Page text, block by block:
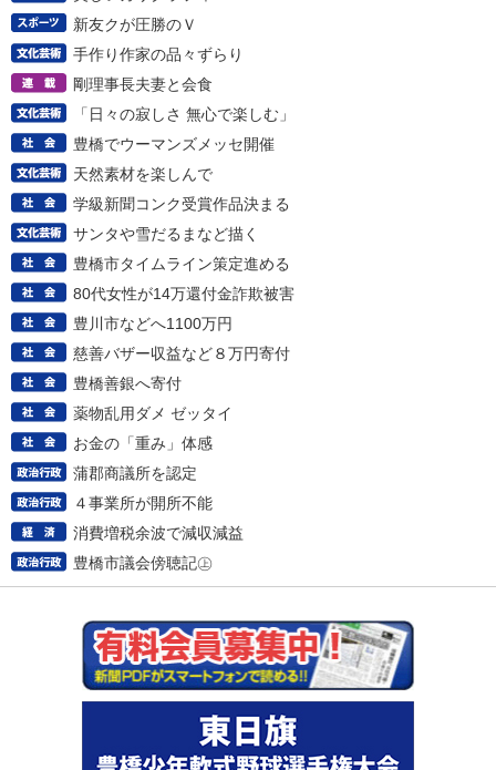
新友クが圧勝のＶ
手作り作家の品々ずらり
剛理事長夫妻と会食
「日々の寂しさ 無心で楽しむ」
豊橋でウーマンズメッセ開催
天然素材を楽しんで
学級新聞コンク受賞作品決まる
サンタや雪だるまなど描く
豊橋市タイムライン策定進める
80代女性が14万還付金詐欺被害
豊川市などへ1100万円
慈善バザー収益など８万円寄付
豊橋善銀へ寄付
薬物乱用ダメ ゼッタイ
お金の「重み」体感
蒲郡商議所を認定
４事業所が開所不能
消費増税余波で減収減益
豊橋市議会傍聴記㊤